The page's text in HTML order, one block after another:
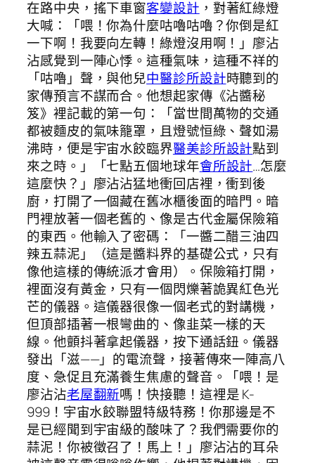
在路中央，搖下車窗客變設計 ，對著紅綠燈
大喊：「喂！你為什麼咕嚕咕嚕？你倒是紅
一下啊！我要向左轉！綠燈沒用啊！」廖沾
沾感覺到一陣心悸。這種氣味，這種不祥的
「咕嚕」聲，與他兒中醫診所設計時聽到的
家傳預言不謀而合。他想起家傳《沾醬秘
笈》裡記載的第一句：「當世間萬物的交通
都被麵皮的氣味籠罩，且燈號恒綠、聲如湯
沸時，便是宇宙水餃臨界醫美診所設計點到
來之時。」「七點五個地球年會所設計…怎麼
這麼快？」廖沾沾猛地衝回店裡，衝到後
廚，打開了一個藏在舊冰櫃後面的暗門。暗
門裡放著一個老舊的、像是古代金屬保險箱
的東西。他輸入了密碼：「一醬二醋三油四
辣五蒜泥」（這是醬料界的基礎公式，只有
像他這樣的傳統派才會用）。保險箱打開，
裡面沒有黃金，只有一個閃爍著詭異紅色光
芒的儀器。這儀器很像一個老式的對講機，
但頂部插著一根彎曲的、像韭菜一樣的天
線。他顫抖著拿起儀器，按下通話鈕。儀器
發出「滋——」的電流聲，接著傳來一陣高八
度、急促且充滿養生焦慮的聲音。「喂！是
廖沾沾老屋翻新嗎！快接聽！這裡是 K-
999！宇宙水餃聯盟特級特務！你那邊是不
是已經聞到宇宙級的酸味了？我們需要你的
蒜泥！你被徵召了！馬上！」廖沾沾的耳朵